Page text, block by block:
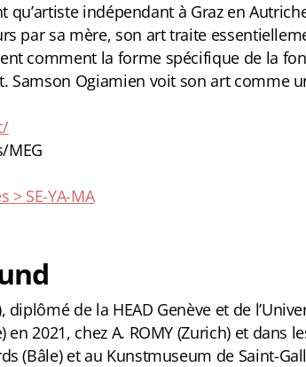
qu’artiste indépendant à Graz en
par sa mère, son art traite
comment la forme spécifique de la
Samson Ogiamien voit son art
MEG
> SE-YA-MA
diplômé de la HEAD Genève et de
en 2021, chez A. ROMY (Zurich) et dans
(Bâle) et au Kunstmuseum de Saint-